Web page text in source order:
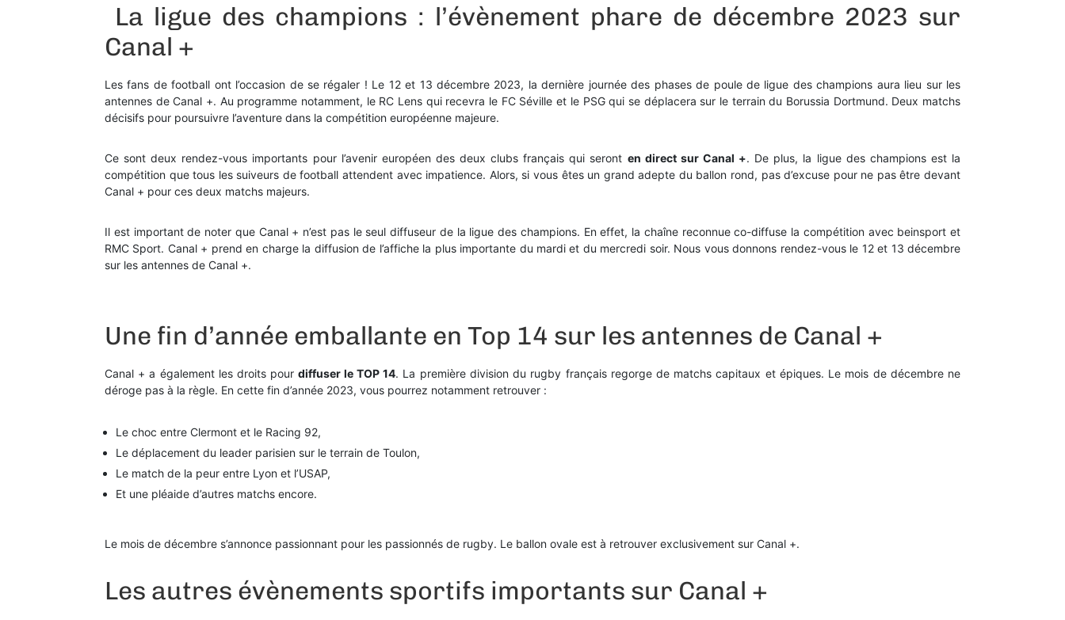
La ligue des champions : l’évènement phare de décembre 2023 sur
Canal +
Les fans de football ont l’occasion de se régaler ! Le 12 et 13 décembre 2023, la dernière journée des phases de poule de ligue des champions aura lieu sur les
antennes de Canal +. Au programme notamment, le RC Lens qui recevra le FC Séville et le PSG qui se déplacera sur le terrain du Borussia Dortmund. Deux matchs
décisifs pour poursuivre l’aventure dans la compétition européenne majeure.
Ce sont deux rendez-vous importants pour l’avenir européen des deux clubs français qui seront en direct sur Canal +. De plus, la ligue des champions est la
compétition que tous les suiveurs de football attendent avec impatience. Alors, si vous êtes un grand adepte du ballon rond, pas d’excuse pour ne pas être devant
Canal + pour ces deux matchs majeurs.
Il est important de noter que Canal + n’est pas le seul diffuseur de la ligue des champions. En effet, la chaîne reconnue co-diffuse la compétition avec beinsport et
RMC Sport. Canal + prend en charge la diffusion de l’affiche la plus importante du mardi et du mercredi soir. Nous vous donnons rendez-vous le 12 et 13 décembre
sur les antennes de Canal +.
Une fin d’année emballante en Top 14 sur les antennes de Canal +
Canal + a également les droits pour diffuser le TOP 14. La première division du rugby français regorge de matchs capitaux et épiques. Le mois de décembre ne
déroge pas à la règle. En cette fin d’année 2023, vous pourrez notamment retrouver :
Le choc entre Clermont et le Racing 92,
Le déplacement du leader parisien sur le terrain de Toulon,
Le match de la peur entre Lyon et l’USAP,
Et une pléaide d’autres matchs encore.
Le mois de décembre s’annonce passionnant pour les passionnés de rugby. Le ballon ovale est à retrouver exclusivement sur Canal +.
Les autres évènements sportifs importants sur Canal +